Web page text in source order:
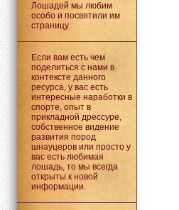
Лошадей мы любим
особо и посвятили им
страницу.
Если вам есть чем
поделиться с нами в
контексте данного
ресурса, у вас есть
интересные наработки в
спорте, опыт в
прикладной дрессуре,
собственное видение
развития пород
шнауцеров или просто у
вас есть любимая
лошадь, то мы всегда
открыты к новой
информации.